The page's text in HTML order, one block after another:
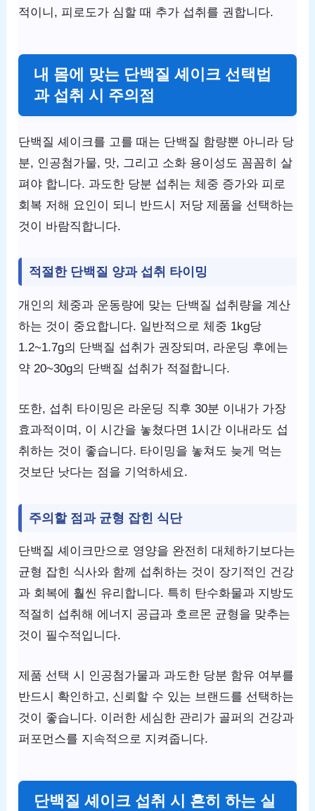
적이니, 피로도가 심할 때 추가 섭취를 권합니다.
내 몸에 맞는 단백질 셰이크 선택법
과 섭취 시 주의점
단백질 셰이크를 고를 때는 단백질 함량뿐 아니라 당
분, 인공첨가물, 맛, 그리고 소화 용이성도 꼼꼼히 살
펴야 합니다. 과도한 당분 섭취는 체중 증가와 피로
회복 저해 요인이 되니 반드시 저당 제품을 선택하는
것이 바람직합니다.
적절한 단백질 양과 섭취 타이밍
개인의 체중과 운동량에 맞는 단백질 섭취량을 계산
하는 것이 중요합니다. 일반적으로 체중 1kg당
1.2~1.7g의 단백질 섭취가 권장되며, 라운딩 후에는
약 20~30g의 단백질 섭취가 적절합니다.
또한, 섭취 타이밍은 라운딩 직후 30분 이내가 가장
효과적이며, 이 시간을 놓쳤다면 1시간 이내라도 섭
취하는 것이 좋습니다. 타이밍을 놓쳐도 늦게 먹는
것보단 낫다는 점을 기억하세요.
주의할 점과 균형 잡힌 식단
단백질 셰이크만으로 영양을 완전히 대체하기보다는
균형 잡힌 식사와 함께 섭취하는 것이 장기적인 건강
과 회복에 훨씬 유리합니다. 특히 탄수화물과 지방도
적절히 섭취해 에너지 공급과 호르몬 균형을 맞추는
것이 필수적입니다.
제품 선택 시 인공첨가물과 과도한 당분 함유 여부를
반드시 확인하고, 신뢰할 수 있는 브랜드를 선택하는
것이 좋습니다. 이러한 세심한 관리가 골퍼의 건강과
퍼포먼스를 지속적으로 지켜줍니다.
단백질 셰이크 섭취 시 흔히 하는 실